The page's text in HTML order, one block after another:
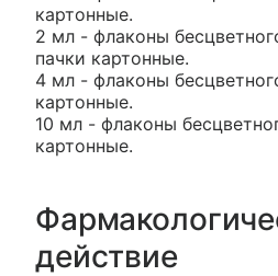
картонные.
2 мл - флаконы
пачки картонные.
4 мл - флаконы
картонные.
10 мл - флаконы
картонные.
действие